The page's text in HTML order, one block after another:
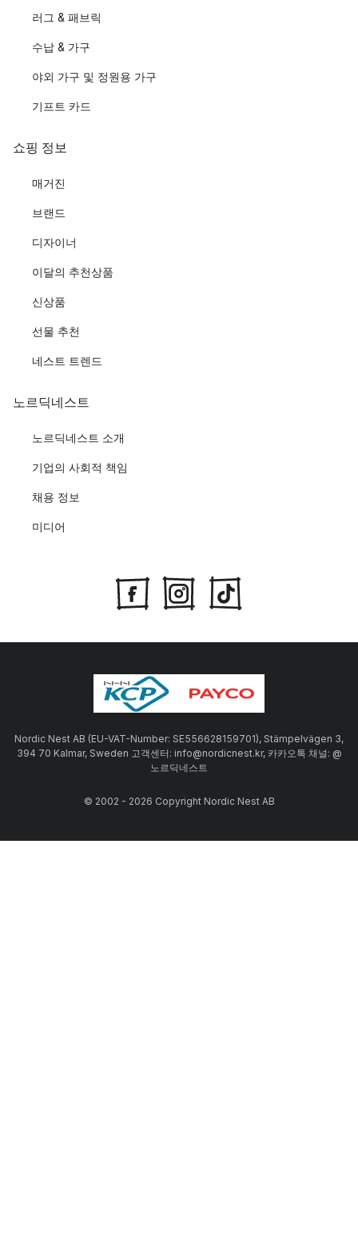
러그 & 패브릭
수납 & 가구
야외 가구 및 정원용 가구
기프트 카드
쇼핑 정보
매거진
브랜드
디자이너
이달의 추천상품
신상품
선물 추천
네스트 트렌드
노르딕네스트
노르딕네스트 소개
기업의 사회적 책임
채용 정보
미디어
Nordic Nest AB (EU-VAT-Number: SE556628159701), Stämpelvägen 3,
394 70 Kalmar, Sweden 고객센터: info@nordicnest.kr, 카카오톡 채널: @
노르딕네스트
© 2002 - 2026 Copyright Nordic Nest AB